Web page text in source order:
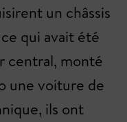
un châssis
qui avait été
central, monté
une voiture de
ils ont